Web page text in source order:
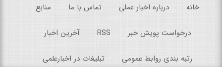
خانه درباره اخبار عملی تماس با ما منابع
درخواست پویش خبر RSS آخرین اخبار
رتبه بندی روابط عمومی تبلیغات در اخبارعلمی